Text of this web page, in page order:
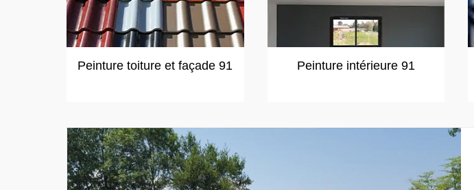
Peinture toiture et façade 91 Peinture intérieure 91